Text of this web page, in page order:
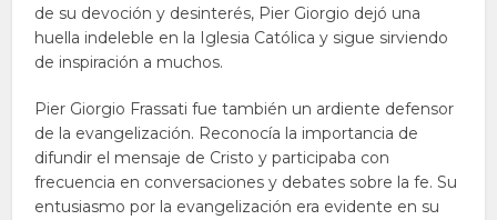
de su devoción y desinterés, Pier Giorgio dejó una
huella indeleble en la Iglesia Católica y sigue sirviendo
de inspiración a muchos.
Pier Giorgio Frassati fue también un ardiente defensor
de la evangelización. Reconocía la importancia de
difundir el mensaje de Cristo y participaba con
frecuencia en conversaciones y debates sobre la fe. Su
entusiasmo por la evangelización era evidente en su